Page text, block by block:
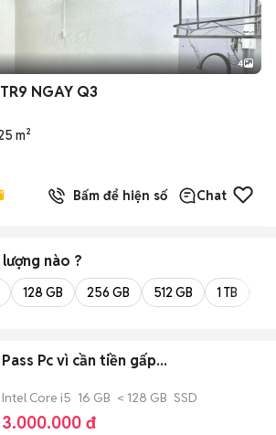
4
NGAY Q3
m²
Bấm để hiện số Chat
nào ?
128 GB 256 GB 512 GB 1 TB
Pass Pc vì cần tiền gấp...
Intel Core i5 16 GB < 128 GB SSD
3.000.000 đ